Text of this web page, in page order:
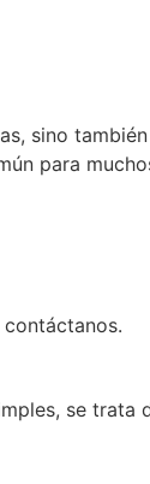
sino
para
se trata